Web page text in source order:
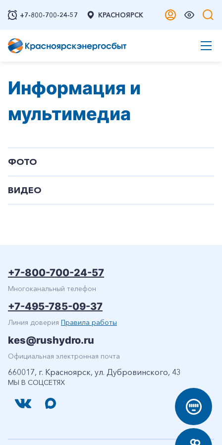
+7-800-700-24-57 КРАСНОЯРСК
+7-800-700-24-57
Заказать обратный звонок
Частным клиентам
Корпоративным клиентам
Информация и
мультимедиа
ФОТО
ВИДЕО
МЫ В СОЦСЕТЯХ
+7-800-700-24-57
Многоканальный телефон
+7-495-785-09-37
Линия доверия Правила работы
kes@rushydro.ru
Официальная электронная почта
660017, г. Красноярск, ул. Дубровинского, 43